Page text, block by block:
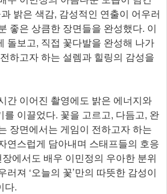
밝은 색감, 감성적인 연출이 어우러
좋은 상큼한 장면들을 완성했다. 이
돌보고, 직접 꽃다발을 완성해 나가
하고자 하는 설렘과 힐링의 감성을
간 이어진 촬영에도 밝은 에너지와
이끌었다. 꽃을 고르고, 다듬고, 완
장면에서는 게임이 전하고자 하는
연스럽게 담아내며 스태프들의 호응
에서도 배우 이민정의 우아한 분위
러져 ‘오늘의 꽃’만의 따뜻한 감성이
다.